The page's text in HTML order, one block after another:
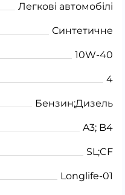
Легкові автомобілі
Синтетичне
10W-40
4
Бензин;Дизель
A3; B4
SL;CF
Longlife-01